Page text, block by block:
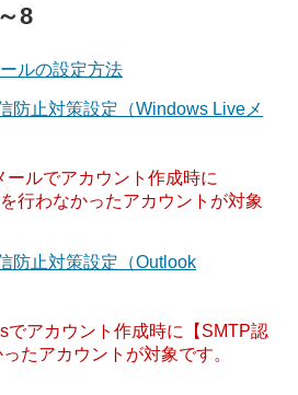
8
ルの設定方法
防止対策設定（Windows Liveメ
ルでアカウント作成時に
行わなかったアカウントが対象
防止対策設定（Outlook
アカウント作成時に【SMTP認
たアカウントが対象です。